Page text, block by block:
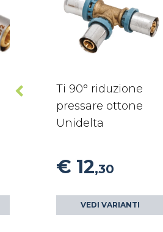
Ti 90° riduzione
pressare ottone
Unidelta
€ 12,30
VEDI VARIANTI